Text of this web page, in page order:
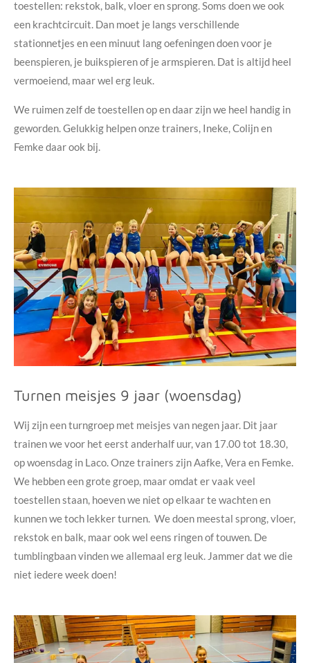
toestellen: rekstok, balk, vloer en sprong. Soms doen we ook
een krachtcircuit. Dan moet je langs verschillende
stationnetjes en een minuut lang oefeningen doen voor je
beenspieren, je buikspieren of je armspieren. Dat is altijd heel
vermoeiend, maar wel erg leuk.
We ruimen zelf de toestellen op en daar zijn we heel handig in
geworden. Gelukkig helpen onze trainers, Ineke, Colijn en
Femke daar ook bij.
Turnen meisjes 9 jaar (woensdag)
Wij zijn een turngroep met meisjes van negen jaar. Dit jaar
trainen we voor het eerst anderhalf uur, van 17.00 tot 18.30,
op woensdag in Laco. Onze trainers zijn Aafke, Vera en Femke.
We hebben een grote groep, maar omdat er vaak veel
toestellen staan, hoeven we niet op elkaar te wachten en
kunnen we toch lekker turnen. We doen meestal sprong, vloer,
rekstok en balk, maar ook wel eens ringen of touwen. De
tumblingbaan vinden we allemaal erg leuk. Jammer dat we die
niet iedere week doen!